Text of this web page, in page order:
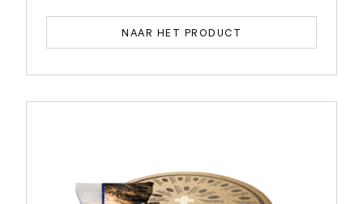
NAAR HET PRODUCT